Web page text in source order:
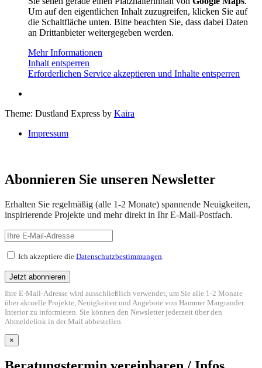
Um auf den eigentlichen Inhalt zuzugreifen, klicken Sie auf
die Schaltfläche unten. Bitte beachten Sie, dass dabei Daten
an Drittanbieter weitergegeben werden.
Mehr Informationen
Inhalt entsperren
Erforderlichen Service akzeptieren und Inhalte entsperren
Theme: Dustland Express by Kaira
Impressum
Abonnieren Sie unseren Newsletter
Erhalten Sie regelmäßig (alle 1-2 Monate) spannende Neuigkeiten,
inspirierende Projekte und mehr direkt in Ihr E-Mail-Postfach.
Ich akzeptiere die Datenschutzbestimmungen
Ihre E-Mail-Adresse wird ausschließlich verwendet, um Sie alle 1-2 Monate
über aktuelle Projekte, Neuigkeiten und Angebote von Hammer Margrander
Interior zu informieren. Sie können den Newsletter jederzeit über den
Abmeldelink in der Mail abbestellen.
×